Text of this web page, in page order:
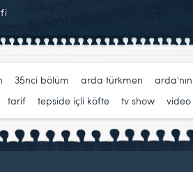
35nci bölüm arda türkmen
tarif tepside içli köfte tv show video